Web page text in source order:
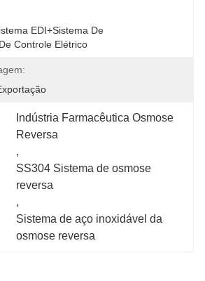
EDI+Sistema De
Controle Elétrico
Indústria Farmacêutica Osmose
Reversa
,
SS304 Sistema de osmose
reversa
,
Sistema de aço inoxidável da
osmose reversa